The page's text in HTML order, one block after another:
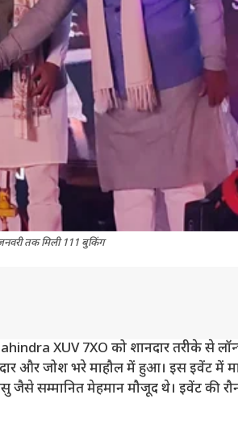
तक मिली 111 बुकिंग
XUV 7XO को शानदार तरीके से
और जोश भरे माहौल में हुआ। इस इवेंट में
जैसे सम्मानित मेहमान मौजूद थे। इवेंट की